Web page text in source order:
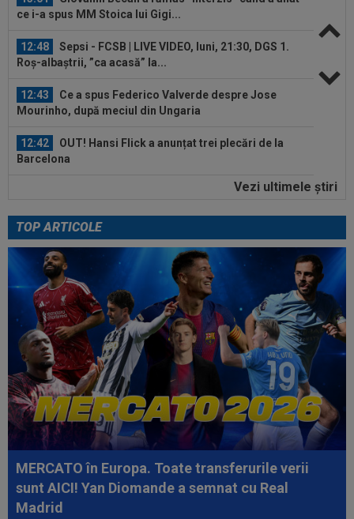
ce i-a spus MM Stoica lui Gigi...
12:48
Sepsi - FCSB | LIVE VIDEO, luni, 21:30, DGS 1.
Roș-albaștrii, ”ca acasă” la...
12:43
Ce a spus Federico Valverde despre Jose
Mourinho, după meciul din Ungaria
12:42
OUT! Hansi Flick a anunțat trei plecări de la
Barcelona
Cristiano Ronaldo nu s-a putut abține,
13:26
Cine e Leonardo Bovio, ”viitorul fundaș al
Italiei” propus de Cristi Chivu la...
13:23
S-a aflat echipa din Serie A la care poate
ajunge Ștefan Baiaram! 6 milioane de...
13:22
”Pachet de 6 cifre” + 50.000 de euro pentru
amanta lui Infantino? Comunicat...
13:01
Giovanni Becali a rămas ”interzis” când a aflat
ce i-a spus MM Stoica lui Gigi...
12:48
Sepsi - FCSB | LIVE VIDEO, luni, 21:30, DGS 1.
Roș-albaștrii, ”ca acasă” la...
Vezi ultimele ştiri
TOP ARTICOLE
MERCATO în Europa. Toate transferurile verii
sunt AICI! Yan Diomande a semnat cu Real
Madrid